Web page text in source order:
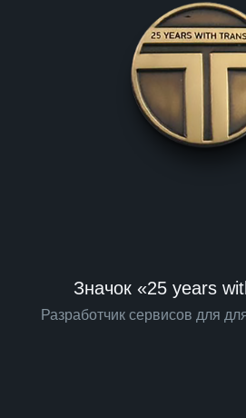
Значок «25 years
Разработчик сервисов для